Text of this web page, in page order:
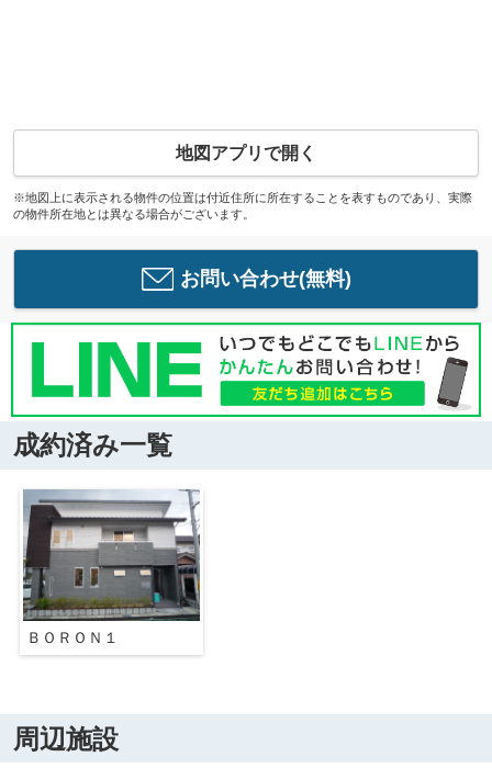
地図アプリで開く
※地図上に表示される物件の位置は付近住所に所在することを表すものであり、実際
の物件所在地とは異なる場合がございます。
お問い合わせ(無料)
成約済み一覧
ＢＯＲＯＮ１
周辺施設